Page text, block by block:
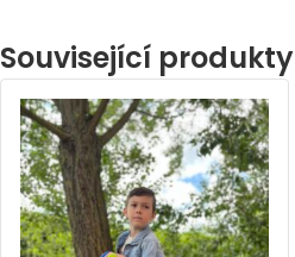
Související produkty